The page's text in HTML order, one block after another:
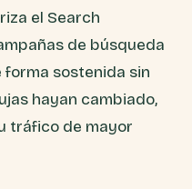
el Search
de búsqueda
forma sostenida sin
hayan cambiado,
tráfico de mayor